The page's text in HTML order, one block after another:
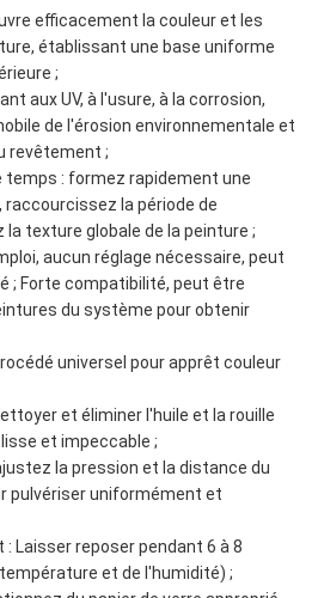
efficacement la couleur et les
établissant une base uniforme
;
aux UV, à l'usure, à la corrosion,
de l'érosion environnementale et
revêtement ;
temps : formez rapidement une
la période de
texture globale de la peinture ;
aucun réglage nécessaire, peut
; Forte compatibilité, peut être
du système pour obtenir
universel pour apprêt couleur
et éliminer l'huile et la rouille
et impeccable ;
la pression et la distance du
pulvériser uniformément et
Laisser reposer pendant 6 à 8
et de l'humidité) ;